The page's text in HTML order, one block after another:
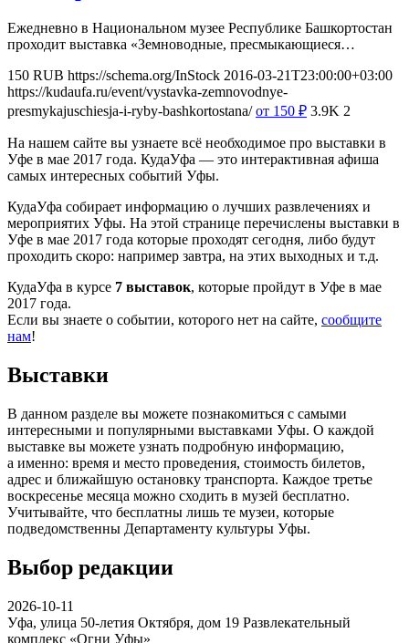
Ежедневно в Национальном музее Республике Башкортостан
проходит выставка «Земноводные, пресмыкающиеся…
150 RUB https://schema.org/InStock 2016-03-21T23:00:00+03:00
https://kudaufa.ru/event/vystavka-zemnovodnye-
presmykajuschiesja-i-ryby-bashkortostana/ от 150 ₽ 3.9K 2
На нашем сайте вы узнаете всё необходимое про выставки в
Уфе в мае 2017 года. КудаУфа — это интерактивная афиша
самых интересных событий Уфы.
КудаУфа собирает информацию о лучших развлечениях и
мероприятих Уфы. На этой странице перечислены выставки в
Уфе в мае 2017 года которые проходят сегодня, либо будут
проходить скоро: например завтра, на этих выходных и т.д.
КудаУфа в курсе 7 выставок, которые пройдут в Уфе в мае
2017 года.
Если вы знаете о событии, которого нет на сайте, сообщите
нам!
Выставки
В данном разделе вы можете познакомиться с самыми
интересными и популярными выставками Уфы. О каждой
выставке вы можете узнать подробную информацию,
а именно: время и место проведения, стоимость билетов,
адрес и ближайшую остановку транспорта. Каждое третье
воскресенье месяца можно сходить в музей бесплатно.
Учитывайте, что бесплатны лишь те музеи, которые
подведомственны Департаменту культуры Уфы.
Выбор редакции
2026-10-11
Уфа, улица 50-летия Октября, дом 19 Развлекательный
комплекс «Огни Уфы»